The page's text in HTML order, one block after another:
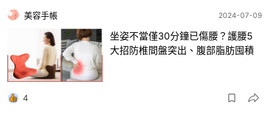
美容手帳 2024-07-09
坐姿不當僅30分鐘已傷腰？護腰5
大招防椎間盤突出、腹部脂肪囤積
4